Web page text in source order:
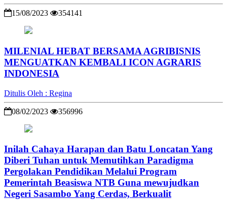
15/08/2023 354141
MILENIAL HEBAT BERSAMA AGRIBISNIS
MENGUATKAN KEMBALI ICON AGRARIS
INDONESIA
Ditulis Oleh : Regina
08/02/2023 356996
Inilah Cahaya Harapan dan Batu Loncatan Yang
Diberi Tuhan untuk Memutihkan Paradigma
Pergolakan Pendidikan Melalui Program
Pemerintah Beasiswa NTB Guna mewujudkan
Negeri Sasambo Yang Cerdas, Berkualit